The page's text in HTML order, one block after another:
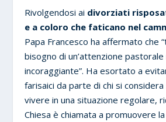
Rivolgendosi ai divorziati
e a coloro che faticano nel
Papa Francesco ha affermato che
bisogno di un’attenzione
incoraggiante”. Ha esortato a
farisaici da parte di chi si
vivere in una situazione regolare,
Chiesa è chiamata a promuovere